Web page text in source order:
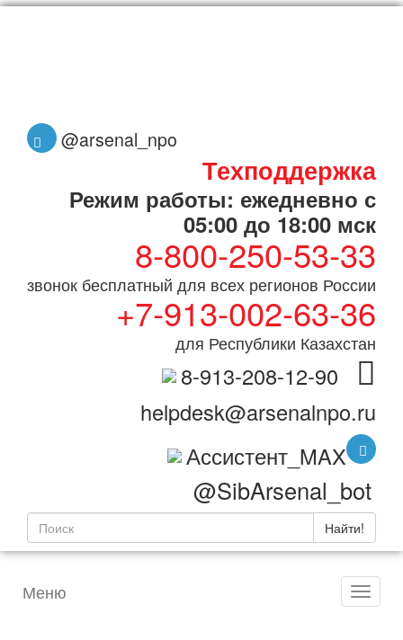
@arsenal_npo
Техподдержка
Режим работы: ежедневно с
05:00 до 18:00 мск
8-800-250-53-33
звонок бесплатный для всех регионов России
+7-913-002-63-36
для Республики Казахстан
8-913-208-12-90
helpdesk@arsenalnpo.ru
Ассистент_MAX
@SibArsenal_bot
Найти!
Меню